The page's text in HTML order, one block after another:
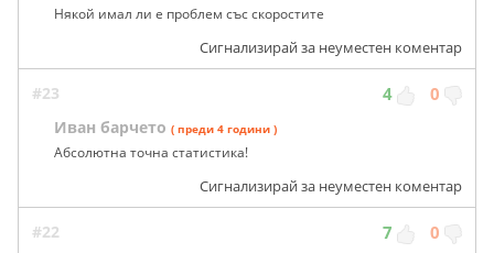
Някой имал ли е проблем със скоростите
Сигнализирай за неуместен коментар
#23 4 0
Иван барчето ( преди 4 години )
Абсолютна точна статистика!
Сигнализирай за неуместен коментар
#22 7 0